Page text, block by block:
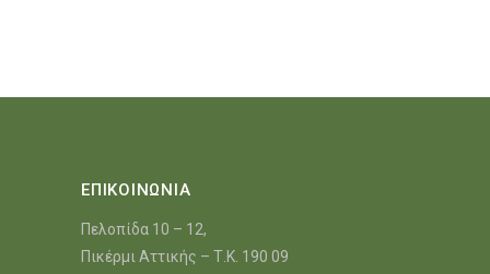
ΕΠΙΚΟΙΝΩΝΙΑ
Πελοπίδα 10 – 12,
Πικέρμι Αττικής – Τ.Κ. 190 09